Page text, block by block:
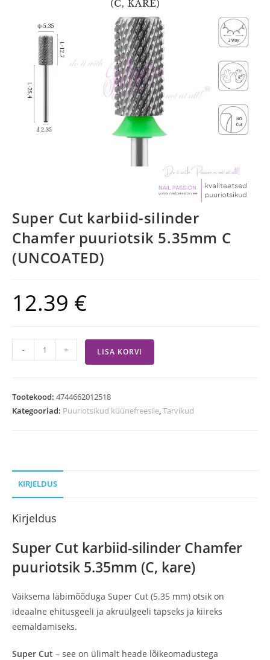
Super Cut karbiid-silinder
Chamfer puuriotsik 5.35mm C
(UNCOATED)
12.39 €
- + LISA KORVI
Tootekood: 4744662012518
Kategooriad: Puuriotsikud küünefreesile,Tarvikud
KIRJELDUS
Kirjeldus
Super Cut karbiid-silinder Chamfer
puuriotsik 5.35mm (C, kare)
Väiksema läbimõõduga Super Cut (5.35 mm) otsik on
ideaalne ehitusgeeli ja akrüülgeeli täpseks ja kiireks
eemaldamiseks.
Super Cut – see on ülimalt heade lõikeomadustega